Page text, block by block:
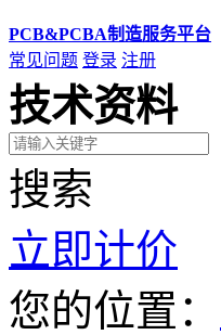
PCB&PCBA制造服务平台
常见问题 登录 注册
技术资料
搜索
立即计价
您的位置：